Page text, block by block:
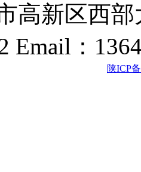
高新区西
Email：
陕ICP